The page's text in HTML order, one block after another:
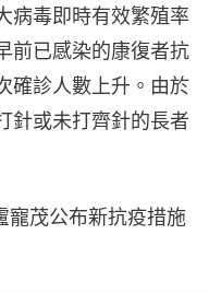
病毒即時有效繁殖率
前已感染的康復者抗
確診人數上升。由於
針或未打齊針的長者
茂公布新抗疫措施